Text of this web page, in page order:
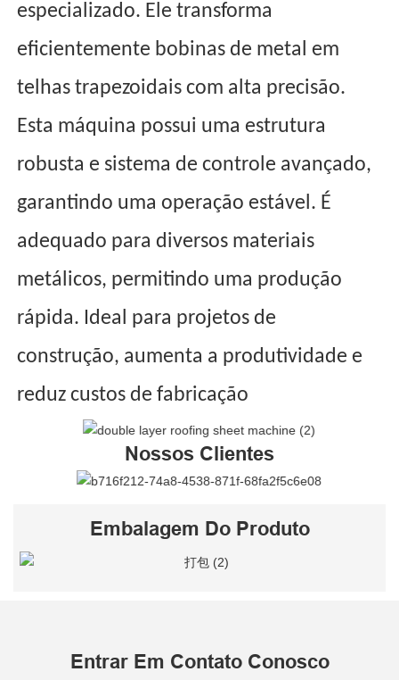
especializado. Ele transforma
eficientemente bobinas de metal em
telhas trapezoidais com alta precisão.
Esta máquina possui uma estrutura
robusta e sistema de controle avançado,
garantindo uma operação estável. É
adequado para diversos materiais
metálicos, permitindo uma produção
rápida. Ideal para projetos de
construção, aumenta a produtividade e
reduz custos de fabricação
Nossos Clientes
Embalagem Do Produto
Entrar Em Contato Conosco